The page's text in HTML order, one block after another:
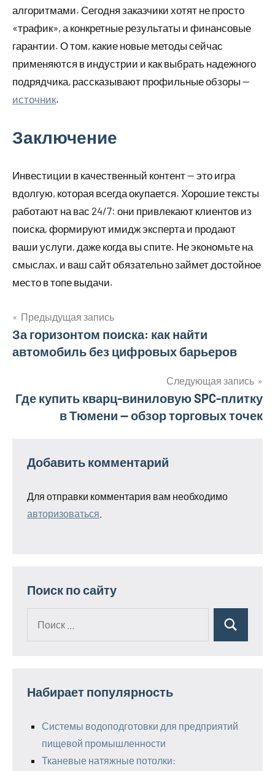
алгоритмами. Сегодня заказчики хотят не просто
«трафик», а конкретные результаты и финансовые
гарантии. О том, какие новые методы сейчас
применяются в индустрии и как выбрать надежного
подрядчика, рассказывают профильные обзоры —
источник.
Заключение
Инвестиции в качественный контент — это игра
вдолгую, которая всегда окупается. Хорошие тексты
работают на вас 24/7: они привлекают клиентов из
поиска, формируют имидж эксперта и продают
ваши услуги, даже когда вы спите. Не экономьте на
смыслах, и ваш сайт обязательно займет достойное
место в топе выдачи.
Навигация
по
Предыдущая запись
За горизонтом поиска: как найти
автомобиль без цифровых барьеров
Следующая запись
Где купить кварц-виниловую SPC-плитку
в Тюмени — обзор торговых точек
Добавить комментарий
Для отправки комментария вам необходимо
авторизоваться
Поиск по сайту
Поиск
Набирает популярность
Системы водоподготовки для предприятий
пищевой промышленности
Тканевые натяжные потолки: